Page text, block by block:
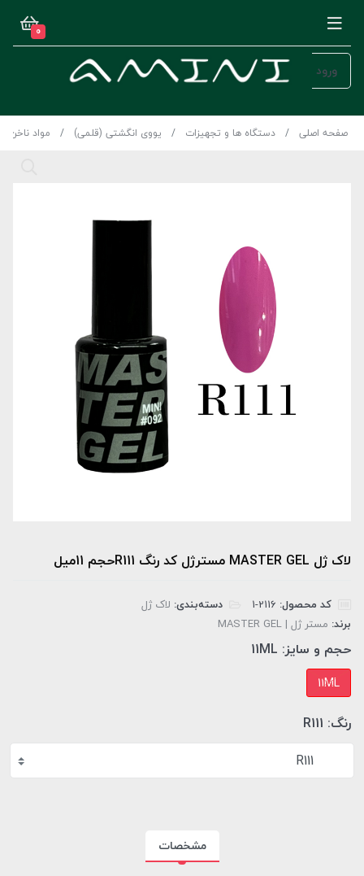
0
ورود
صفحه اصلی دستگاه ها و تجهیزات یووی انگشتی (قلمی) مواد ناخن
لاک ژل MASTER GEL مسترژل کد رنگ R111حجم 11میل
کد محصول: دسته‌بندی: لاک ژل
برند: مستر ژل | MASTER GEL
حجم و سایز: 11ML
11ML
رنگ: R111
R111
مشخصات